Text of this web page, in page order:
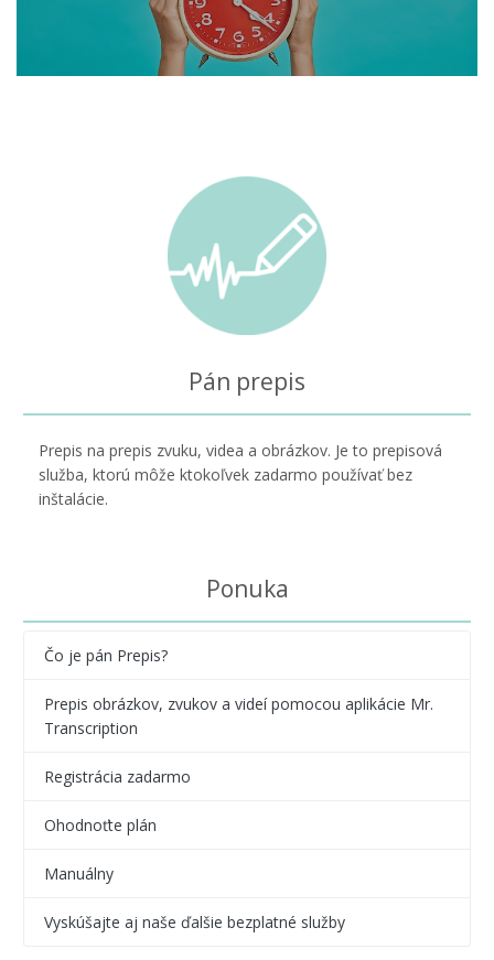
Pán prepis
Prepis na prepis zvuku, videa a obrázkov. Je to prepisová
služba, ktorú môže ktokoľvek zadarmo používať bez
inštalácie.
Ponuka
Čo je pán Prepis?
Prepis obrázkov, zvukov a videí pomocou aplikácie Mr.
Transcription
Registrácia zadarmo
Ohodnoťte plán
Manuálny
Vyskúšajte aj naše ďalšie bezplatné služby